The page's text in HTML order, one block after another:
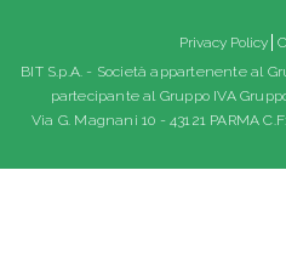
Privacy Policy
BIT S.p.A. - Società appartenente al
partecipante al Gruppo IVA
Via G. Magnani 10 - 43121 PARMA